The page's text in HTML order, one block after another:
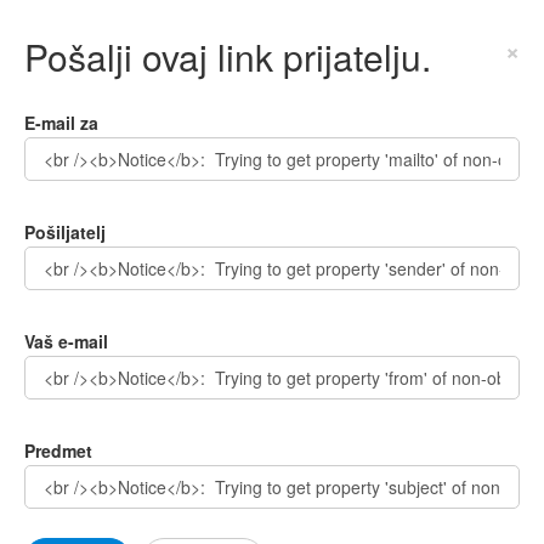
Pošalji ovaj link prijatelju. ×
E-mail za
Pošiljatelj
Vaš e-mail
Predmet